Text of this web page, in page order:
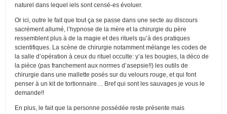
naturel dans lequel iels sont censé-es évoluer.
Or ici, outre le fait que tout ça se passe dans une secte au discours
sacrément allumé, l’hypnose de la mère et la chirurgie du père
ressemblent plus à de la magie et des rituels qu’à des pratiques
scientifiques. La scène de chirurgie notamment mélange les codes de
la salle d’opération à ceux du rituel occulte: y’a les bougies, la déco de
la pièce (pas franchement aux normes d’asepsie!!) les outils de
chirurgie dans une mallette posés sur du velours rouge, et qui font
penser à un kit de tortionnaire… Bref qui sont les sauvages je vous le
demande!!
En plus, le fait que la personne possédée reste présente mais